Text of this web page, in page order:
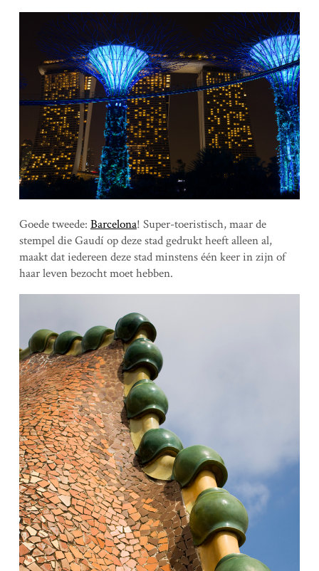
Goede tweede: Barcelona! Super-toeristisch, maar de
stempel die Gaudí op deze stad gedrukt heeft alleen al,
maakt dat iedereen deze stad minstens één keer in zijn of
haar leven bezocht moet hebben.